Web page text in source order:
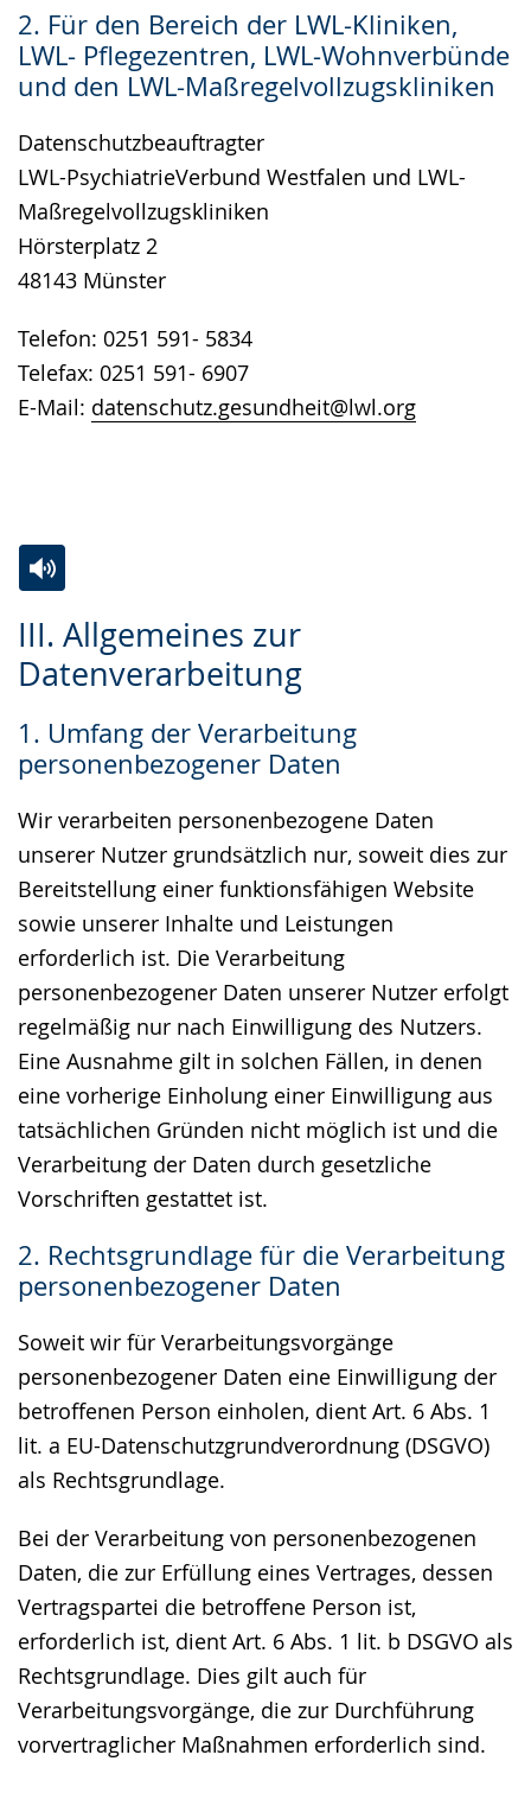
2. Für den Bereich der LWL-Kliniken,
LWL- Pflegezentren, LWL-Wohnverbünde
und den LWL-Maßregelvollzugskliniken
Datenschutzbeauftragter
LWL-PsychiatrieVerbund Westfalen und LWL-
Maßregelvollzugskliniken
Hörsterplatz 2
48143 Münster
Telefon: 0251 591- 5834
Telefax: 0251 591- 6907
E-Mail: datenschutz.gesundheit@lwl.org
III. Allgemeines zur
Datenverarbeitung
1. Umfang der Verarbeitung
personenbezogener Daten
Wir verarbeiten personenbezogene Daten
unserer Nutzer grundsätzlich nur, soweit dies zur
Bereitstellung einer funktionsfähigen Website
sowie unserer Inhalte und Leistungen
erforderlich ist. Die Verarbeitung
personenbezogener Daten unserer Nutzer erfolgt
regelmäßig nur nach Einwilligung des Nutzers.
Eine Ausnahme gilt in solchen Fällen, in denen
eine vorherige Einholung einer Einwilligung aus
tatsächlichen Gründen nicht möglich ist und die
Verarbeitung der Daten durch gesetzliche
Vorschriften gestattet ist.
2. Rechtsgrundlage für die Verarbeitung
personenbezogener Daten
Soweit wir für Verarbeitungsvorgänge
personenbezogener Daten eine Einwilligung der
betroffenen Person einholen, dient Art. 6 Abs. 1
lit. a EU-Datenschutzgrundverordnung (DSGVO)
als Rechtsgrundlage.
Bei der Verarbeitung von personenbezogenen
Daten, die zur Erfüllung eines Vertrages, dessen
Vertragspartei die betroffene Person ist,
erforderlich ist, dient Art. 6 Abs. 1 lit. b DSGVO als
Rechtsgrundlage. Dies gilt auch für
Verarbeitungsvorgänge, die zur Durchführung
vorvertraglicher Maßnahmen erforderlich sind.
Leichten
Sprache
Audio-
Unterstützung.
Video
in
Gebärdensprache
wird
angezeigt.